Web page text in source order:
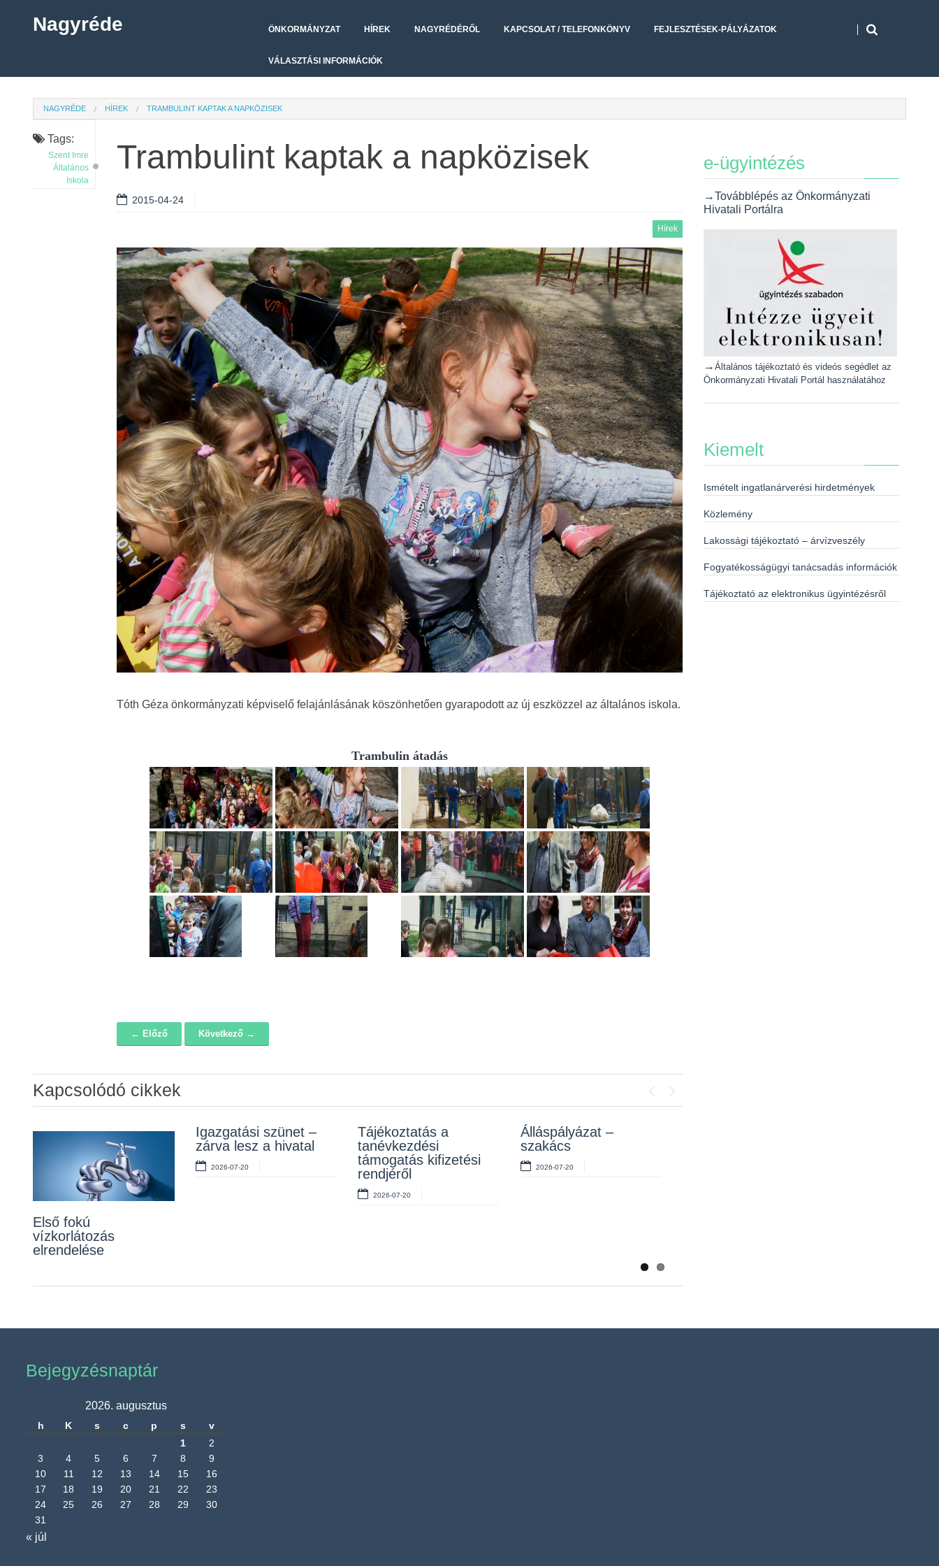
Nagyréde ÖNKORMÁNYZAT HÍREK NAGYRÉDÉRŐL KAPCSOLAT / TELEFONKÖNYV FEJLESZTÉSEK-PÁLYÁZATOK
VÁLASZTÁSI INFORMÁCIÓK
NAGYRÉDE HÍREK TRAMBULINT KAPTAK A NAPKÖZISEK
Tags:
Szent Imre
Általános
Iskola
Trambulint kaptak a napközisek
2015-04-24
Hírek
Tóth Géza önkormányzati képviselő felajánlásának köszönhetően gyarapodott az új eszközzel az általános iskola.
Trambulin átadás
← Előző Következő →
Kapcsolódó cikkek
Első fokú
vízkorlátozás
elrendelése
Igazgatási szünet –
zárva lesz a hivatal
2026-07-20
Tájékoztatás a
tanévkezdési
támogatás kifizetési
rendjéről
2026-07-20
Álláspályázat –
szakács
2026-07-20
Álláspályázat –
konyhai kisegítő
2026-07-20
Lakossági fórum az
Erzsébet téri fákról
2026-07-10
Rendelet kihirdetése
2026-07-10
Álláspályázat –
takarító
2026-07-06
e-ügyintézés
→Továbblépés az Önkormányzati
Hivatali Portálra
→ Általános tájékoztató és videós segédlet az
Önkormányzati Hivatali Portál használatához
Kiemelt
Ismételt ingatlanárverési hirdetmények
Közlemény
Lakossági tájékoztató – árvízveszély
Fogyatékosságügyi tanácsadás információk
Tájékoztató az elektronikus ügyintézésről
Bejegyzésnaptár
2026. augusztus
h K s c p s
v
1
2
3
4 5 6 7 8
9
10
11 12 13 14 15
16
17
18 19 20 21 22
23
24
25 26 27 28 29
30
31
« júl